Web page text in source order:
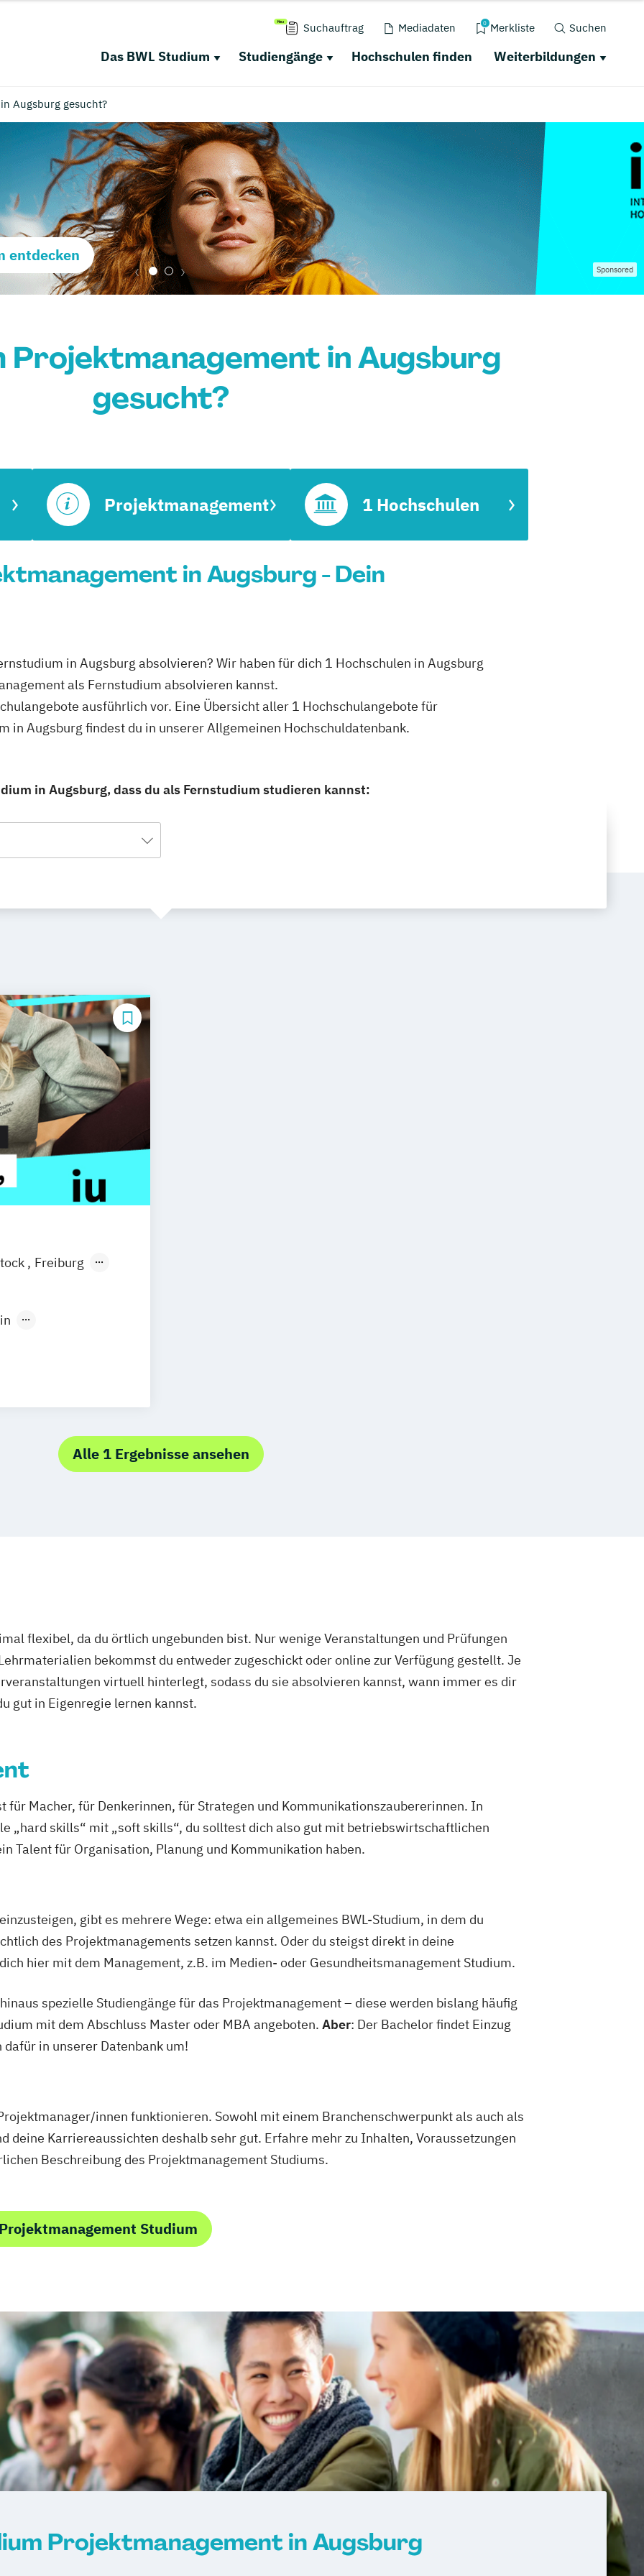
Suchauftrag Mediadaten 0 Merkliste Suchen
Das BWL Studium Studiengänge Hochschulen finden Weiterbildungen
Augsburg gesucht?
entdecken
Sponsored
Projektmanagement in Augsburg
gesucht?
Projektmanagement 1 Hochschulen
in Augsburg - Dein
in Augsburg absolvieren? Wir haben für dich 1 Hochschulen in Augsburg
als Fernstudium absolvieren kannst.
ausführlich vor. Eine Übersicht aller 1 Hochschulangebote für
in Augsburg findest du in unserer Allgemeinen Hochschuldatenbank.
in Augsburg, dass du als Fernstudium studieren kannst:
Freiburg
Neu-Ulm
Alle 1 Ergebnisse ansehen
flexibel, da du örtlich ungebunden bist. Nur wenige Veranstaltungen und Prüfungen
bekommst du entweder zugeschickt oder online zur Verfügung gestellt. Je
virtuell hinterlegt, sodass du sie absolvieren kannst, wann immer es dir
gut in Eigenregie lernen kannst.
für Macher, für Denkerinnen, für Strategen und Kommunikationszaubererinnen. In
„hard skills“ mit „soft skills“, du solltest dich also gut mit betriebswirtschaftlichen
Talent für Organisation, Planung und Kommunikation haben.
gibt es mehrere Wege: etwa ein allgemeines BWL-Studium, in dem du
des Projektmanagements setzen kannst. Oder du steigst direkt in deine
hier mit dem Management, z.B. im Medien- oder Gesundheitsmanagement Studium.
spezielle Studiengänge für das Projektmanagement – diese werden bislang häufig
mit dem Abschluss Master oder MBA angeboten. Aber: Der Bachelor findet Einzug
in unserer Datenbank um!
innen funktionieren. Sowohl mit einem Branchenschwerpunkt als auch als
Karriereaussichten deshalb sehr gut. Erfahre mehr zu Inhalten, Voraussetzungen
Beschreibung des Projektmanagement Studiums.
Studium
Projektmanagement in Augsburg